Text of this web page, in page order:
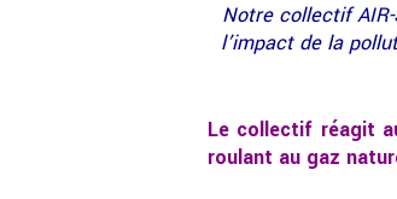
Notre collectif
l’impact de la
Le collectif réagit
roulant au gaz